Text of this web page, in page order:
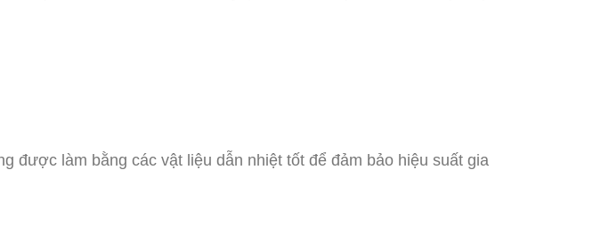
được làm bằng các vật liệu dẫn nhiệt tốt để đảm bảo hiệu suất gia